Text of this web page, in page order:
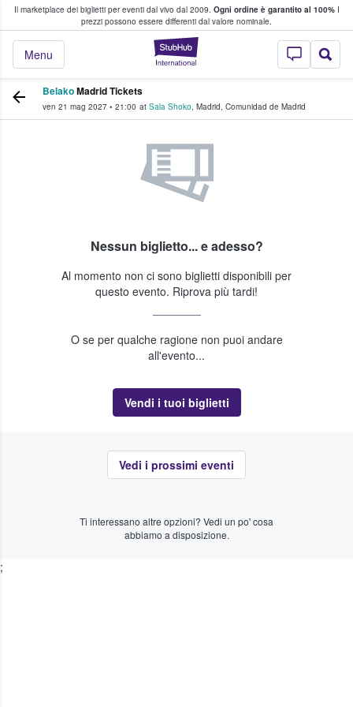
Il marketplace dei biglietti per eventi dal vivo dal 2009. Ogni ordine è garantito al 100%I
prezzi possono essere differenti dal valore nominale.
StubHub - Dove
Menu
fan comprano e vendono biglietti
BelakoMadrid Tickets
ven 21 mag 2027 • 21:00 at Sala Shoko, Madrid, Comunidad de Madrid
Nessun biglietto... e adesso?
Al momento non ci sono biglietti disponibili per
questo evento. Riprova più tardi!
O se per qualche ragione non puoi andare
all'evento...
Vendi i tuoi biglietti
Vedi i prossimi eventi
Ti interessano altre opzioni? Vedi un po' cosa
abbiamo a disposizione.
;